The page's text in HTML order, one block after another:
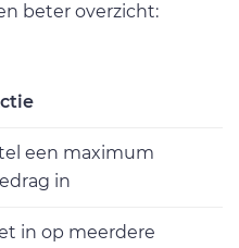
beter overzicht:
een maximum
in
in op meerdere